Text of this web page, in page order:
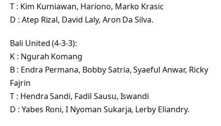
T : Kim Kurniawan, Hariono, Marko Krasic
D : Atep Rizal, David Laly, Aron Da Silva.
Bali United (4-3-3):
K : Ngurah Komang
B : Endra Permana, Bobby Satria, Syaeful Anwar, Ricky
Fajrin
T : Hendra Sandi, Fadil Sausu, Iswandi
D : Yabes Roni, I Nyoman Sukarja, Lerby Eliandry.